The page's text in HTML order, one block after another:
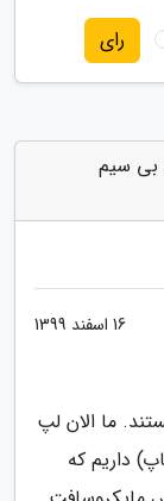
رای
بی سیم
16 اسفند 1399
ما الان لپ
داریم که